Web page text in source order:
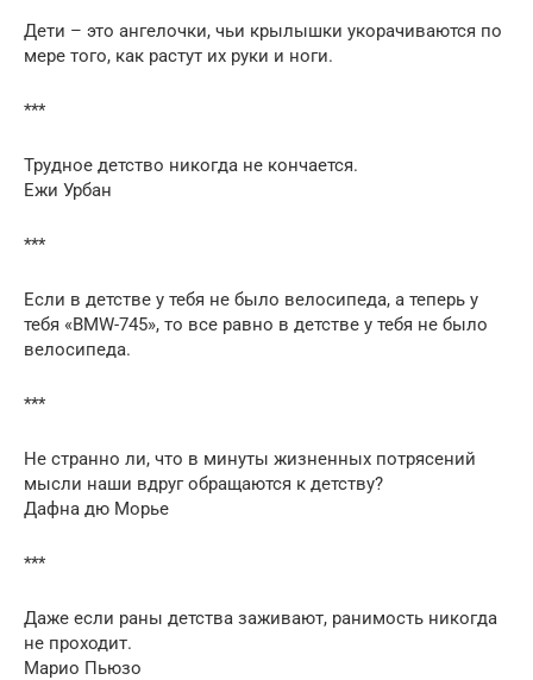
Дети – это ангелочки, чьи крылышки укорачиваются по
мере того, как растут их руки и ноги.
***
Трудное детство никогда не кончается.
Ежи Урбан
***
Если в детстве у тебя не было велосипеда, а теперь у
тебя «BMW-745», то все равно в детстве у тебя не было
велосипеда.
***
Не странно ли, что в минуты жизненных потрясений
мысли наши вдруг обращаются к детству?
Дафна дю Морье
***
Даже если раны детства заживают, ранимость никогда
не проходит.
Марио Пьюзо